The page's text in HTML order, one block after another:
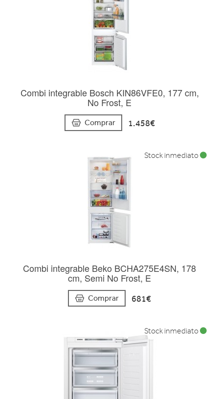
Combi integrable Bosch KIN86VFE0, 177 cm,
No Frost, E
Comprar 1.458€
Combi integrable Beko BCHA275E4SN, 178
cm, Semi No Frost, E
Comprar 681€
Stock inmediato
Stock inmediato